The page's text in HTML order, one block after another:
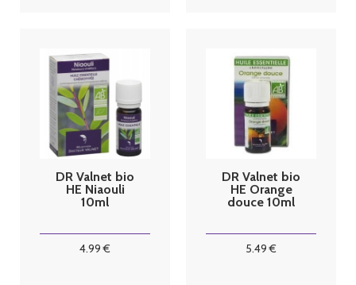
DR Valnet bio
HE Niaouli
10ml
4.99 €
DR Valnet bio
HE Orange
douce 10ml
5.49 €